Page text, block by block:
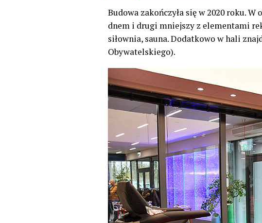
Budowa zakończyła się w 2020 roku.
dnem i drugi mniejszy z elementami
siłownia, sauna. Dodatkowo w hali
Obywatelskiego).